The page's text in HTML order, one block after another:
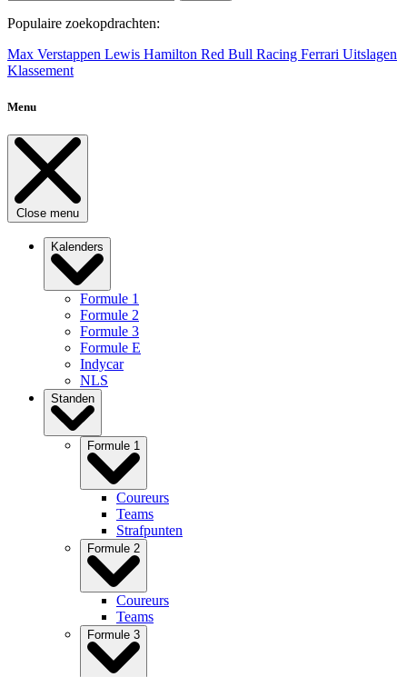
Populaire zoekopdrachten:
Max Verstappen Lewis Hamilton Red Bull Racing Ferrari Uitslagen
Klassement
Menu
Close menu
Kalenders
Formule 1
Formule 2
Formule 3
Formule E
Indycar
NLS
Standen
Formule 1
Coureurs
Teams
Strafpunten
Formule 2
Coureurs
Teams
Formule 3